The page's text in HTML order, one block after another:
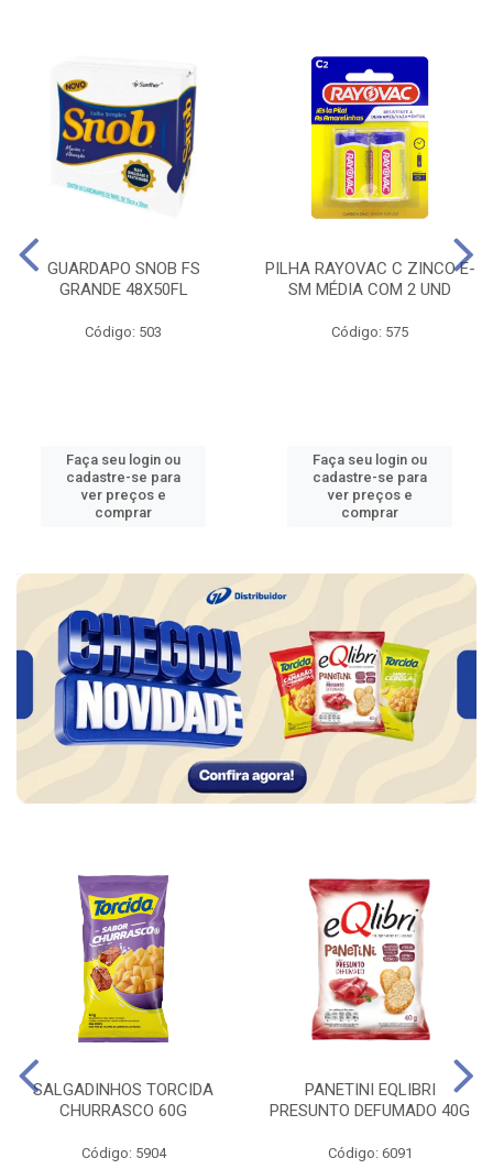
GUARDAPO SNOB FS
GRANDE 48X50FL
Código: 503
Faça seu login ou
cadastre-se para
ver preços e
comprar
PILHA RAYOVAC C ZINCO E-
SM MÉDIA COM 2 UND
Código: 575
Faça seu login ou
cadastre-se para
ver preços e
comprar
SALGADINHOS TORCIDA
CHURRASCO 60G
Código: 5904
PANETINI EQLIBRI
PRESUNTO DEFUMADO 40G
Código: 6091